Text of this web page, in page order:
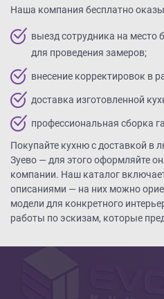
Наша компания бесплатно
выезд сотрудника на место
для проведения замеров;
внесение корректировок в
доставка изготовленной
профессиональная сборка
Покупайте кухню с доставкой в
Зуево — для этого оформляйте
компании. Наш каталог
описаниями — на них можно
модели для конкретного
работы по эскизам, которые